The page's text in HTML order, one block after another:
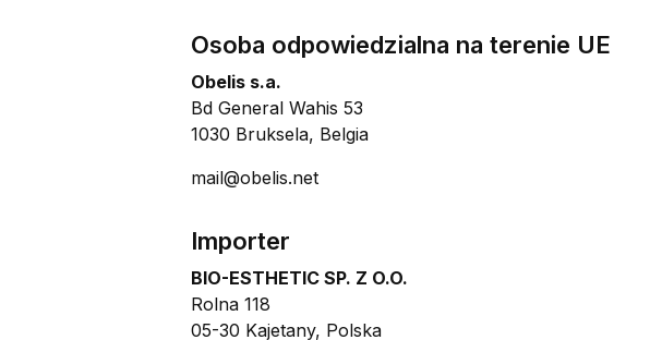
Osoba odpowiedzialna na terenie UE
Obelis s.a.
Bd General Wahis 53
1030 Bruksela, Belgia
mail@obelis.net
Importer
BIO-ESTHETIC SP. Z O.O.
Rolna 118
05-30 Kajetany, Polska